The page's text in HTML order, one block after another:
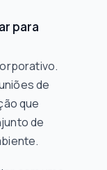
para
de
que
de